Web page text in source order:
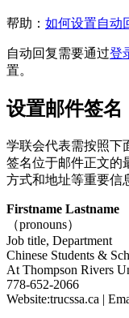
帮助： 如何设置自动
自动回复需要通过登
置。
设置邮件签名
学联会代表需按照下
签名位于邮件正文的
方式和地址等重要信
Firstname Lastname
（pronouns）
Job title, Department
Chinese Students &
At Thompson Rivers
778-652-2066
Website:trucssa.ca |